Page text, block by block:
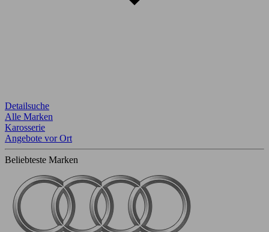
Detailsuche
Alle Marken
Karosserie
Angebote vor Ort
Beliebteste Marken